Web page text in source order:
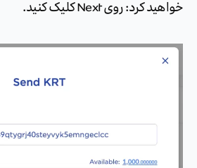
خواهید کرد: روی Next کلیک کنید.